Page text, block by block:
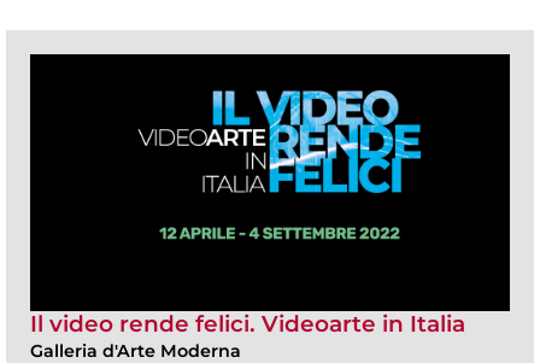
Il video rende felici. Videoarte in Italia
Galleria d'Arte Moderna